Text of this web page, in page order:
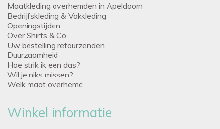
Maatkleding overhemden in Apeldoorn
Bedrijfskleding & Vakkleding
Openingstijden
Over Shirts & Co
Uw bestelling retourzenden
Duurzaamheid
Hoe strik ik een das?
Wil je niks missen?
Welk maat overhemd
Winkel informatie